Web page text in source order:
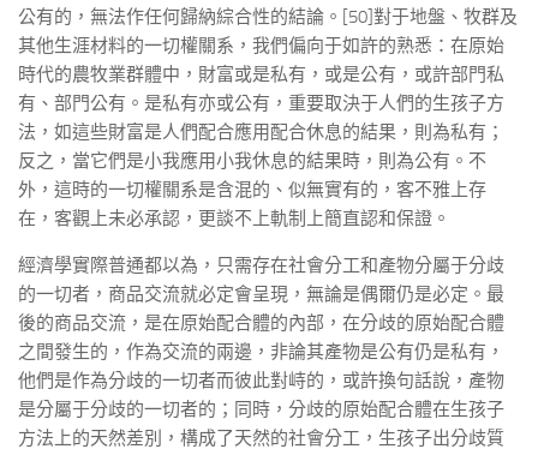
公有的，無法作任何歸納綜合性的結論。[50]對于地盤、牧群及
其他生涯材料的一切權關系，我們偏向于如許的熟悉：在原始
時代的農牧業群體中，財富或是私有，或是公有，或許部門私
有、部門公有。是私有亦或公有，重要取決于人們的生孩子方
法，如這些財富是人們配合應用配合休息的結果，則為私有；
反之，當它們是小我應用小我休息的結果時，則為公有。不
外，這時的一切權關系是含混的、似無實有的，客不雅上存
在，客觀上未必承認，更談不上軌制上簡直認和保證。
經濟學實際普通都以為，只需存在社會分工和產物分屬于分歧
的一切者，商品交流就必定會呈現，無論是偶爾仍是必定。最
後的商品交流，是在原始配合體的內部，在分歧的原始配合體
之間發生的，作為交流的兩邊，非論其產物是公有仍是私有，
他們是作為分歧的一切者而彼此對峙的，或許換句話說，產物
是分屬于分歧的一切者的；同時，分歧的原始配合體在生孩子
方法上的天然差別，構成了天然的社會分工，生孩子出分歧質